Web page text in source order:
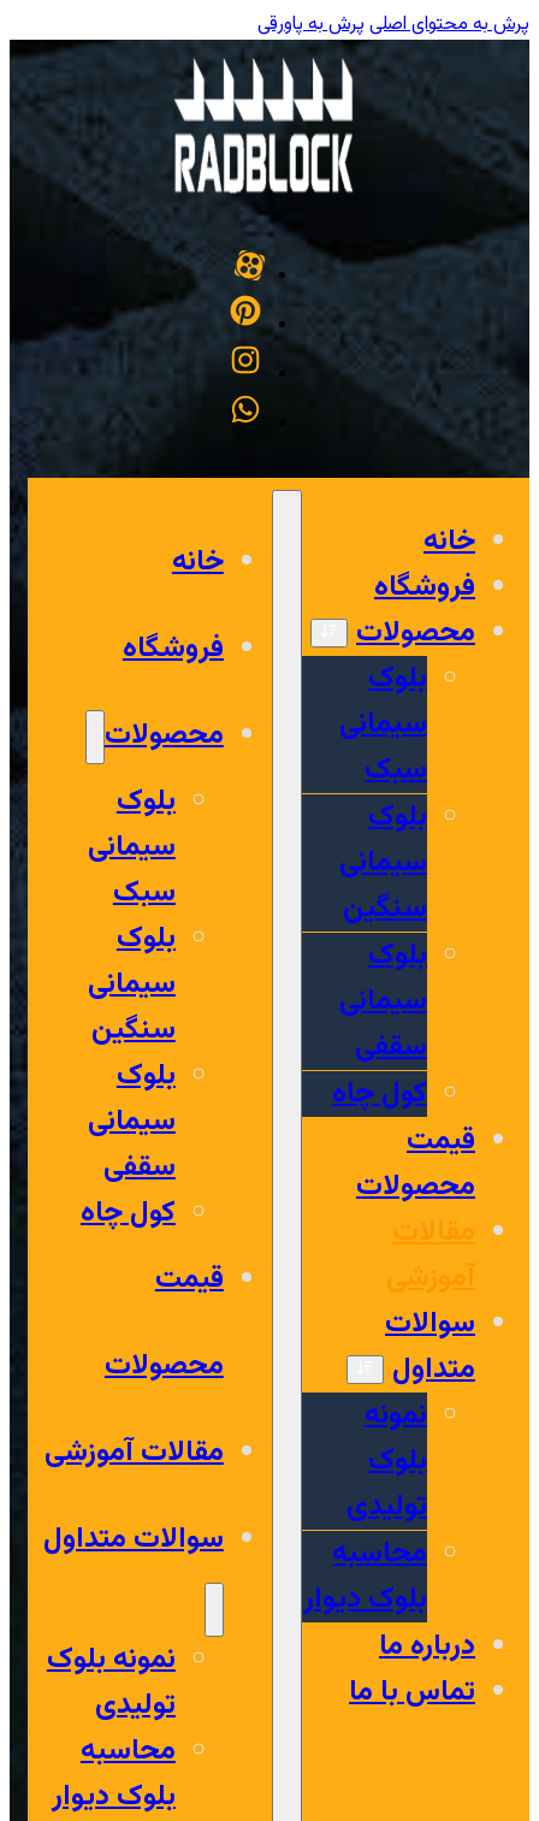
پرش به محتوای اصلیپرش به پاورقی
خانه
فروشگاه
محصولات
بلوک
سیمانی
سبک
بلوک
سیمانی
سنگین
بلوک
سیمانی
سقفی
کول چاه
قیمت
محصولات
سوالات
متداول
نمونه
بلوک
تولیدی
محاسبه
بلوک دیوار
درباره ما
تماس با ما
خانه
فروشگاه
محصولات
بلوک
سیمانی
سبک
بلوک
سیمانی
سنگین
بلوک
سیمانی
سقفی
کول چاه
قیمت
محصولات
مقالات آموزشی
سوالات متداول
نمونه بلوک
تولیدی
محاسبه
بلوک دیوار